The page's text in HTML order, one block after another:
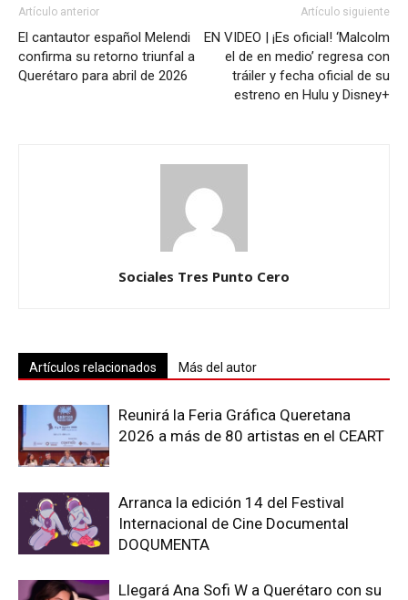
Artículo anterior
El cantautor español Melendi
confirma su retorno triunfal a
Querétaro para abril de 2026
Artículo siguiente
EN VIDEO | ¡Es oficial! ‘Malcolm
el de en medio’ regresa con
tráiler y fecha oficial de su
estreno en Hulu y Disney+
Sociales Tres Punto Cero
Artículos relacionados Más del autor
Reunirá la Feria Gráfica Queretana
2026 a más de 80 artistas en el CEART
Arranca la edición 14 del Festival
Internacional de Cine Documental
DOQUMENTA
Llegará Ana Sofi W a Querétaro con su